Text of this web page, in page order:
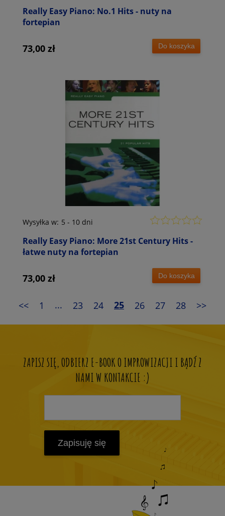
Really Easy Piano: No.1 Hits - nuty na
fortepian
73,00 zł Do koszyka
Really Easy Piano: More 21st Century Hits -
łatwe nuty na fortepian
Wysyłka w: 5 - 10 dni
73,00 zł Do koszyka
<< 1 ... 23 24 25 26 27 28 >>
ZAPISZ SIĘ, ODBIERZ E-BOOK O IMPROWIZACJI I BĄDŹ Z
NAMI W KONTAKCIE :)
Zapisuję się